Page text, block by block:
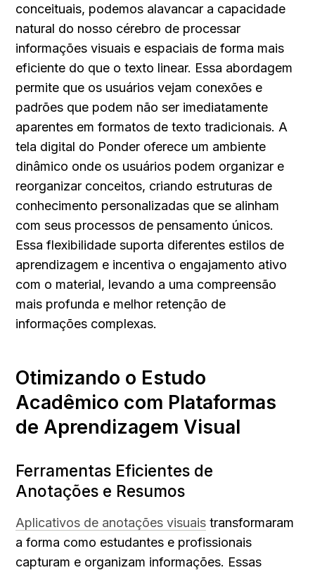
conceituais, podemos alavancar a capacidade
natural do nosso cérebro de processar
informações visuais e espaciais de forma mais
eficiente do que o texto linear. Essa abordagem
permite que os usuários vejam conexões e
padrões que podem não ser imediatamente
aparentes em formatos de texto tradicionais. A
tela digital do Ponder oferece um ambiente
dinâmico onde os usuários podem organizar e
reorganizar conceitos, criando estruturas de
conhecimento personalizadas que se alinham
com seus processos de pensamento únicos.
Essa flexibilidade suporta diferentes estilos de
aprendizagem e incentiva o engajamento ativo
com o material, levando a uma compreensão
mais profunda e melhor retenção de
informações complexas.
Otimizando o Estudo
Acadêmico com Plataformas
de Aprendizagem Visual
Ferramentas Eficientes de
Anotações e Resumos
Aplicativos de anotações visuais transformaram
a forma como estudantes e profissionais
capturam e organizam informações. Essas